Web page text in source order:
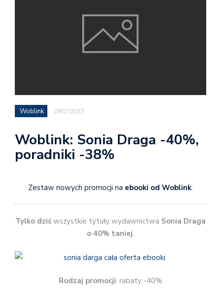
Woblink 29/07/2015
Woblink: Sonia Draga -40%,
poradniki -38%
Zestaw nowych promocji na ebooki od Woblink.
Tylko dziś wszystkie tytuły wydawnictwa Sonia Draga
o 40% taniej.
Rodzaj promocji: rabaty -40%